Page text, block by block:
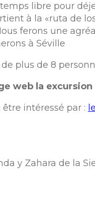
libre pour
à la «ruta de
ferons une
à Séville
plus de 8
web la
intéressé par :